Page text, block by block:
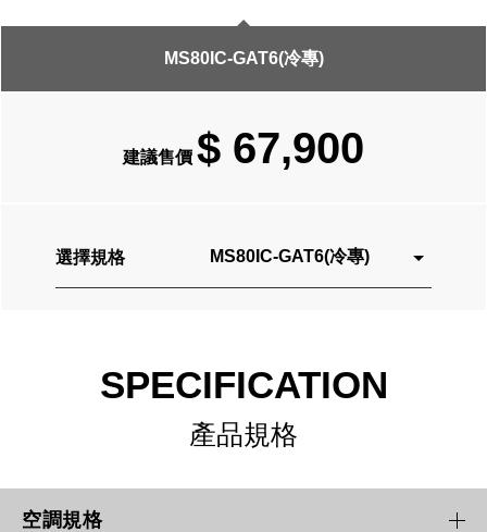
MS80IC-GAT6(冷專)
建議售價 $ 67,900
選擇規格 MS80IC-GAT6(冷專)
SPECIFICATION
產品規格
空調規格